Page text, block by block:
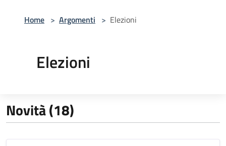
Home > Argomenti > Elezioni
Elezioni
Novità (18)